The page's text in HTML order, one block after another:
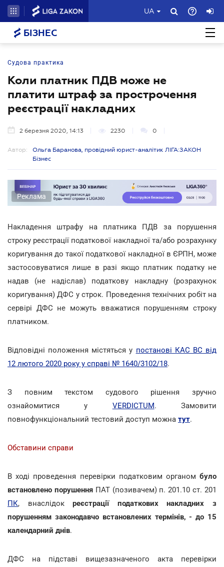
UA
БІЗНЕС
Судова практика
Коли платник ПДВ може не
платити штраф за прострочення
реєстрації накладних
2 березня 2020, 14:13 2230 0
Автор:
Ольга Баранова, провідний юрист-аналітик ЛІГА:ЗАКОН
Бізнес
Реклама
Накладення штрафу на платника ПДВ за порушення
строку реєстрації податкової накладної та/або розрахунку
коригування до такої податкової накладної в ЄРПН, може
застосовуватися лише в разі якщо платник податку не
надав (не надіслав) податкову накладну (розрахунок
коригування) ДФС у строк. Проведення технічних робіт на
сервірі ДФС не можуть вважатися порушенням строку
платником.
Відповідні положення містяться у постанові КАС ВС від
12 лютого 2020 року у справі № 1640/3102/18.
З повним текстом судового рішення зручно
ознайомитися у VERDICTUM. Замовити
повнофункціональний тестовий доступ можна тут.
Обставини справи
В ході проведення перевірки податковим органом було
встановлено порушенняПАТ (позивачем) п. 201.10 ст. 201
ПК, внаслідокреєстрації податкових накладних з
порушенням законодавчо встановлених термінів, - до 15
календарний днів.
ДФС на підставі вищезазначеного акта перевірки